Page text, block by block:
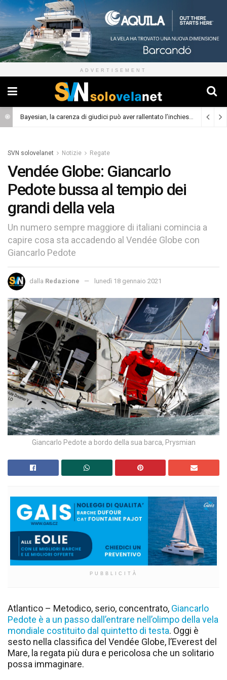
ADVERTISEMENT
Bayesian, la carenza di giudici può aver rallentato l’inchiesta (Cronaca)
SVN solovelanet Notizie Regate
Vendée Globe: Giancarlo
Pedote bussa al tempio dei
grandi della vela
Un numero sempre maggiore di italiani comincia a
capire cosa sta accadendo al Vendée Globe con
Giancarlo Pedote
dalla Redazione lunedì 18 gennaio 2021
Giancarlo Pedote a bordo della sua barca, Prysmian
PUBBLICITÀ
Atlantico – Metodico, serio, concentrato, Giancarlo
Pedote è a un passo dall’entrare nell’olimpo della vela
mondiale costituito dal quintetto di testa. Oggi è
sesto nella classifica del Vendée Globe, l’Everest del
Mare, la regata più dura e pericolosa che un solitario
possa immaginare.